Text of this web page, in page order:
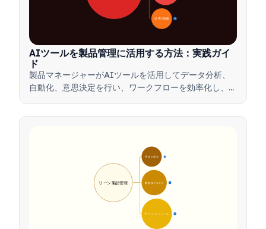
📋 導入戦略 33
AIツールを製品管理に活用する方法：実践ガイ
ド
製品マネージャーがAIツールを活用してデータ分析、
自動化、意思決定を行い、ワークフローを効率化し、製
🎯 核心理念 9
🛠️ 実施プロセス
💡 メリットとツール 17
リーン製品管理